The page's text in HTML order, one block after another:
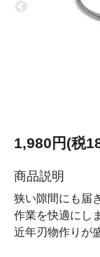
1,980円(税
商品説明
狭い隙間にも届
作業を快適にし
近年刃物作りが